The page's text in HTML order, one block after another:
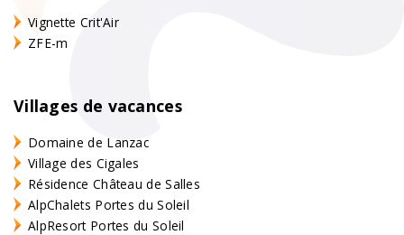
Vignette Crit'Air
ZFE-m
Villages de vacances
Domaine de Lanzac
Village des Cigales
Résidence Château de Salles
AlpChalets Portes du Soleil
AlpResort Portes du Soleil